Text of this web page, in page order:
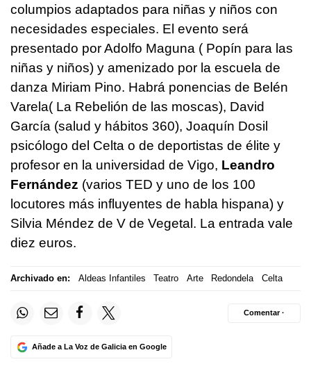
columpios adaptados para niñas y niños con
necesidades especiales. El evento será
presentado por Adolfo Maguna ( Popín para las
niñas y niños) y amenizado por la escuela de
danza Miriam Pino. Habrá ponencias de Belén
Varela( La Rebelión de las moscas), David
García (salud y hábitos 360), Joaquín Dosil
psicólogo del Celta o de deportistas de élite y
profesor en la universidad de Vigo, Leandro
Fernández (varios TED y uno de los 100
locutores más influyentes de habla hispana) y
Silvia Méndez de V de Vegetal. La entrada vale
diez euros.
Archivado en: Aldeas Infantiles Teatro Arte Redondela Celta
Añade a La Voz de Galicia en Google
Comentar ·